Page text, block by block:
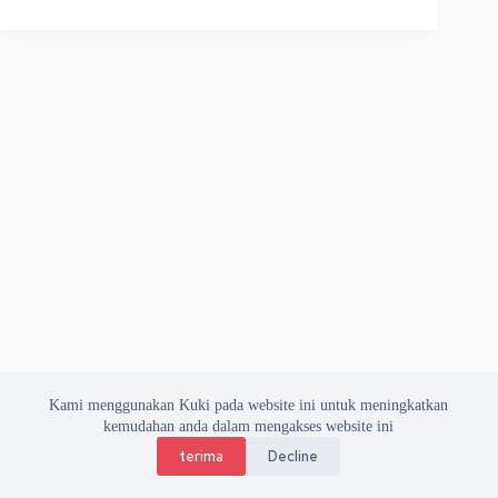
Kami menggunakan Kuki pada website ini untuk meningkatkan
kemudahan anda dalam mengakses website ini
terima Decline